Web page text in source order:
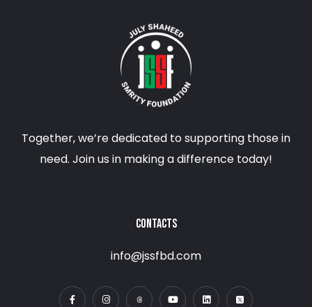
Together, we’re dedicated to supporting those in
need. Join us in making a difference today!
CONTACTS
info@jssfbd.com